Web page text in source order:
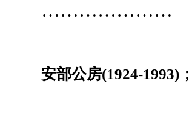
…………………
安部公房(1924-1993)；